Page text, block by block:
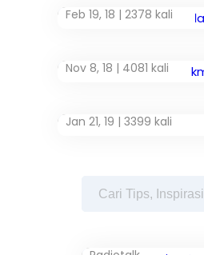
Feb 19, 18 | 2378 kali
Nov 8, 18 | 4081 kali
Jan 21, 19 | 3399 kali